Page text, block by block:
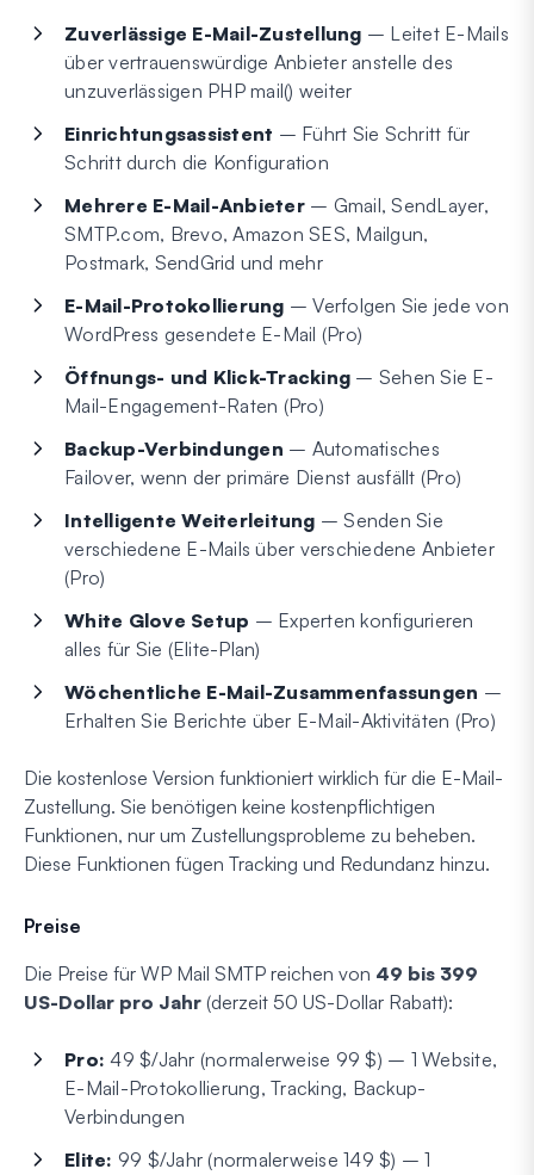
Zuverlässige E-Mail-Zustellung – Leitet E-Mails
über vertrauenswürdige Anbieter anstelle des
unzuverlässigen PHP mail() weiter
Einrichtungsassistent – Führt Sie Schritt für
Schritt durch die Konfiguration
Mehrere E-Mail-Anbieter– Gmail, SendLayer,
SMTP.com, Brevo, Amazon SES, Mailgun,
Postmark, SendGrid und mehr
E-Mail-Protokollierung – Verfolgen Sie jede von
WordPress gesendete E-Mail (Pro)
Öffnungs- und Klick-Tracking – Sehen Sie E-
Mail-Engagement-Raten (Pro)
Backup-Verbindungen – Automatisches
Failover, wenn der primäre Dienst ausfällt (Pro)
Intelligente Weiterleitung – Senden Sie
verschiedene E-Mails über verschiedene Anbieter
(Pro)
White Glove Setup – Experten konfigurieren
alles für Sie (Elite-Plan)
Wöchentliche E-Mail-Zusammenfassungen –
Erhalten Sie Berichte über E-Mail-Aktivitäten (Pro)
Die kostenlose Version funktioniert wirklich für die E-Mail-
Zustellung. Sie benötigen keine kostenpflichtigen
Funktionen, nur um Zustellungsprobleme zu beheben.
Diese Funktionen fügen Tracking und Redundanz hinzu.
Preise
Die Preise für WP Mail SMTP reichen von 49 bis 399
US-Dollar pro Jahr (derzeit 50 US-Dollar Rabatt):
Pro: 49 $/Jahr (normalerweise 99 $) – 1 Website,
E-Mail-Protokollierung, Tracking, Backup-
Verbindungen
Elite: 99 $/Jahr (normalerweise 149 $) – 1